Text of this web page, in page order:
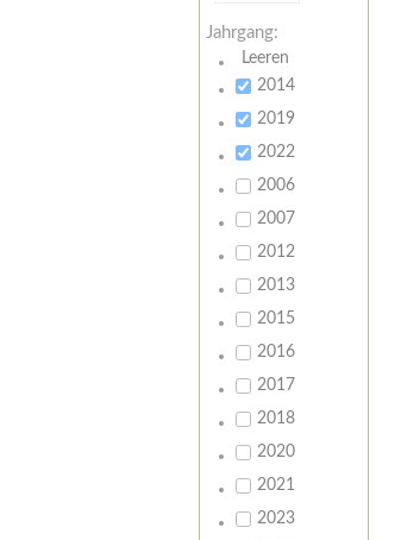
Jahrgang:
Leeren
2014
2019
2022
2006
2007
2012
2013
2015
2016
2017
2018
2020
2021
2023